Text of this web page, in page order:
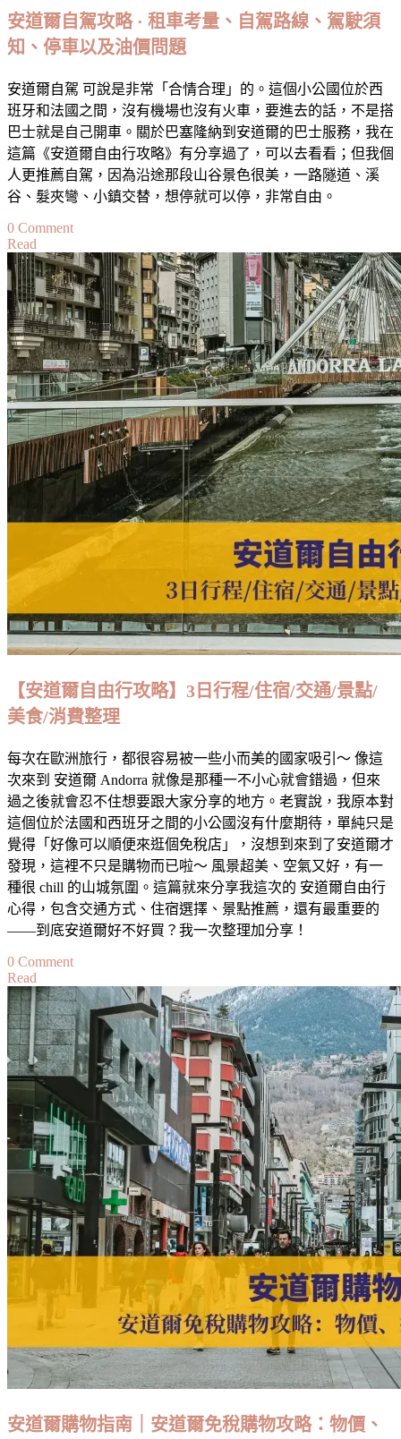
／
夜
／
自
由
行
搭
車
·
不
租
車
也
能
玩
安
道
爾
嗎？
安道爾自駕攻略 · 租車考量、自駕路線、駕駛須
知、停車以及油價問題
安道爾自駕 可說是非常「合情合理」的。這個小公國位於西
班牙和法國之間，沒有機場也沒有火車，要進去的話，不是搭
巴士就是自己開車。關於巴塞隆納到安道爾的巴士服務，我在
這篇《安道爾自由行攻略》有分享過了，可以去看看；但我個
人更推薦自駕，因為沿途那段山谷景色很美，一路隧道、溪
谷、髮夾彎、小鎮交替，想停就可以停，非常自由。
0 Commenton
道
爾
自
駕
攻
略
·
租
車
考
量、
自
駕
路
須
知、
車
以
油
價
問
題
Read
【安道爾自由行攻略】3日行程/住宿/交通/景點/
美食/消費整理
每次在歐洲旅行，都很容易被一些小而美的國家吸引～ 像這
次來到 安道爾 Andorra 就像是那種一不小心就會錯過，但來
過之後就會忍不住想要跟大家分享的地方。老實說，我原本對
這個位於法國和西班牙之間的小公國沒有什麼期待，單純只是
覺得「好像可以順便來逛個免稅店」，沒想到來到了安道爾才
發現，這裡不只是購物而已啦～ 風景超美、空氣又好，有一
種很 chill 的山城氛圍。這篇就來分享我這次的 安道爾自由行
心得，包含交通方式、住宿選擇、景點推薦，還有最重要的
——到底安道爾好不好買？我一次整理加分享！
0 Commenton
道
爾
自
由
行
攻
略】
3
日
行
程/
住
宿/
美
食/
費
Read
安道爾購物指南｜安道爾免稅購物攻略：物價、